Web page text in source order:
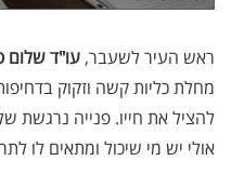
ראש העיר לשעבר, עו"ד שלום
מחלת כליות קשה וזקוק
להציל את חייו. פנייה נרגשת
אולי יש מי שיכול ומתאים לו